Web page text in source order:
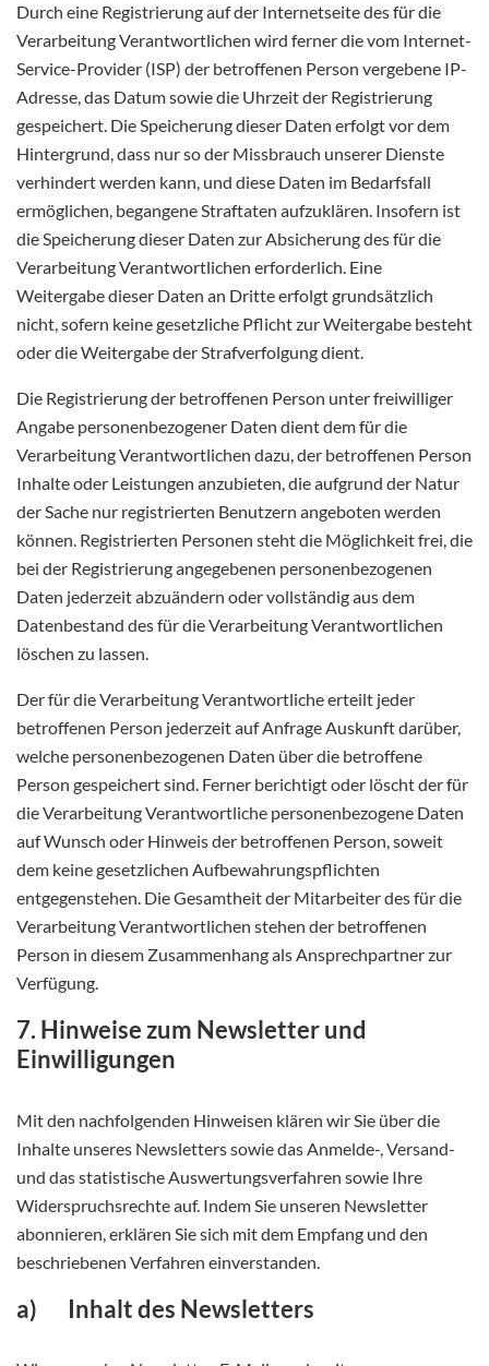
Durch eine Registrierung auf der Internetseite des für die
Verarbeitung Verantwortlichen wird ferner die vom Internet-
Service-Provider (ISP) der betroffenen Person vergebene IP-
Adresse, das Datum sowie die Uhrzeit der Registrierung
gespeichert. Die Speicherung dieser Daten erfolgt vor dem
Hintergrund, dass nur so der Missbrauch unserer Dienste
verhindert werden kann, und diese Daten im Bedarfsfall
ermöglichen, begangene Straftaten aufzuklären. Insofern ist
die Speicherung dieser Daten zur Absicherung des für die
Verarbeitung Verantwortlichen erforderlich. Eine
Weitergabe dieser Daten an Dritte erfolgt grundsätzlich
nicht, sofern keine gesetzliche Pflicht zur Weitergabe besteht
oder die Weitergabe der Strafverfolgung dient.
Die Registrierung der betroffenen Person unter freiwilliger
Angabe personenbezogener Daten dient dem für die
Verarbeitung Verantwortlichen dazu, der betroffenen Person
Inhalte oder Leistungen anzubieten, die aufgrund der Natur
der Sache nur registrierten Benutzern angeboten werden
können. Registrierten Personen steht die Möglichkeit frei, die
bei der Registrierung angegebenen personenbezogenen
Daten jederzeit abzuändern oder vollständig aus dem
Datenbestand des für die Verarbeitung Verantwortlichen
löschen zu lassen.
Der für die Verarbeitung Verantwortliche erteilt jeder
betroffenen Person jederzeit auf Anfrage Auskunft darüber,
welche personenbezogenen Daten über die betroffene
Person gespeichert sind. Ferner berichtigt oder löscht der für
die Verarbeitung Verantwortliche personenbezogene Daten
auf Wunsch oder Hinweis der betroffenen Person, soweit
dem keine gesetzlichen Aufbewahrungspflichten
entgegenstehen. Die Gesamtheit der Mitarbeiter des für die
Verarbeitung Verantwortlichen stehen der betroffenen
Person in diesem Zusammenhang als Ansprechpartner zur
Verfügung.
7. Hinweise zum Newsletter und
Einwilligungen
Mit den nachfolgenden Hinweisen klären wir Sie über die
Inhalte unseres Newsletters sowie das Anmelde-, Versand-
und das statistische Auswertungsverfahren sowie Ihre
Widerspruchsrechte auf. Indem Sie unseren Newsletter
abonnieren, erklären Sie sich mit dem Empfang und den
beschriebenen Verfahren einverstanden.
a) Inhalt des Newsletters